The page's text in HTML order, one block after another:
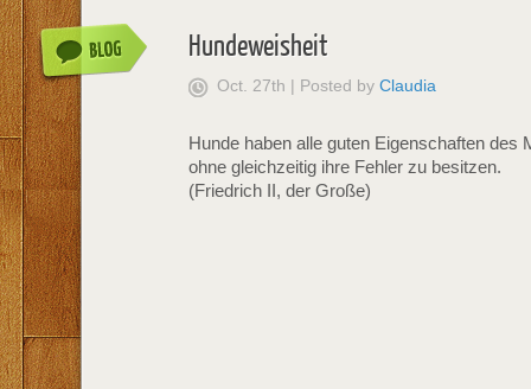
Hundeweisheit
Oct. 27th | Posted by Claudia
Hunde haben alle guten Eigenschaften des
ohne gleichzeitig ihre Fehler zu besitzen.
(Friedrich II, der Große)